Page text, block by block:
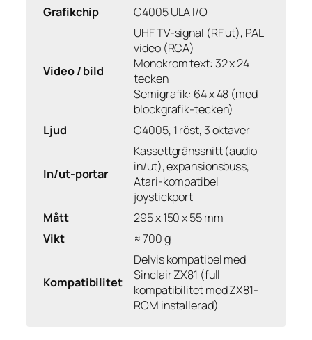
Grafikchip
C4005 ULA I/O
Video / bild
UHF TV-signal (RF ut), PAL
video (RCA)
Monokrom text: 32 x 24
tecken
Semigrafik: 64 x 48 (med
blockgrafik-tecken)
Ljud
C4005, 1 röst, 3 oktaver
In/ut-portar
Kassettgränssnitt (audio
in/ut), expansionsbuss,
Atari-kompatibel
joystickport
Mått
295 x 150 x 55 mm
Vikt
≈ 700 g
Kompatibilitet
Delvis kompatibel med
Sinclair ZX81 (full
kompatibilitet med ZX81-
ROM installerad)